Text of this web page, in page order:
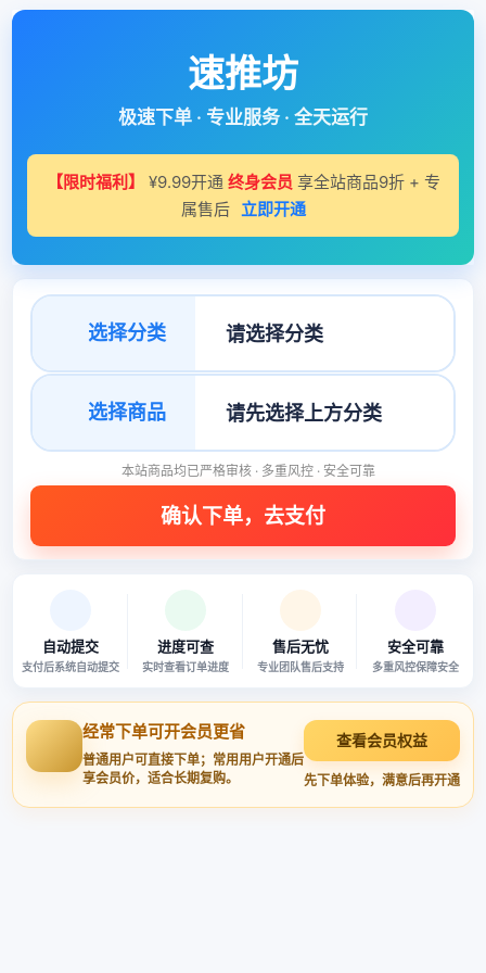
速推坊
极速下单 · 专业服务 · 全天运行
【限时福利】 ¥9.99开通 终身会员 享全站商品9折 + 专
属售后 立即开通
选择分类
选择商品
本站商品均已严格审核 · 多重风控 · 安全可靠
自动提交
支付后系统自动提交
进度可查
实时查看订单进度
售后无忧
专业团队售后支持
安全可靠
多重风控保障安全
经常下单可开会员更省
普通用户可直接下单；常用用户开通后
享会员价，适合长期复购。
查看会员权益
先下单体验，满意后再开通